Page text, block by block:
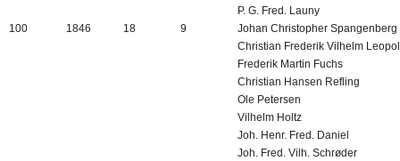
P. G. Fred. Launy
100
1846 18 9
Johan Christopher Spangenberg
Christian Frederik Vilhelm
Frederik Martin Fuchs
Christian Hansen Refling
Ole Petersen
Vilhelm Holtz
Joh. Henr. Fred. Daniel
Joh. Fred. Vilh. Schrøder